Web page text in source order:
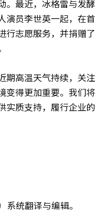
。最近，冰格雷与发酵
员李世英一起，在首
行志愿服务，并捐赠了
高温天气持续，关注
变得更加重要。我们将
实质支持，履行企业的
统翻译与编辑。